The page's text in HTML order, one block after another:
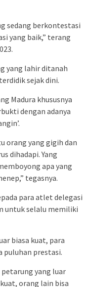
sedang berkontestasi
yang baik,” terang
yang lahir ditanah
sejak dini.
Madura khususnya
dengan adanya
orang yang gigih dan
dihadapi. Yang
apa yang
tegasnya.
para atlet delegasi
untuk selalu memiliki
biasa kuat, para
puluhan prestasi.
yang luar
orang lain bisa